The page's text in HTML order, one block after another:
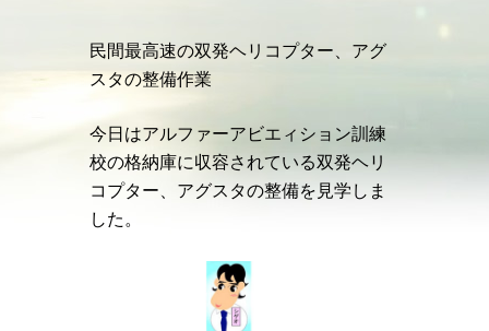
民間最高速の双発ヘリコプター、アグ
スタの整備作業
今日はアルファーアビエィション訓練
校の格納庫に収容されている双発ヘリ
コプター、アグスタの整備を見学しま
した。